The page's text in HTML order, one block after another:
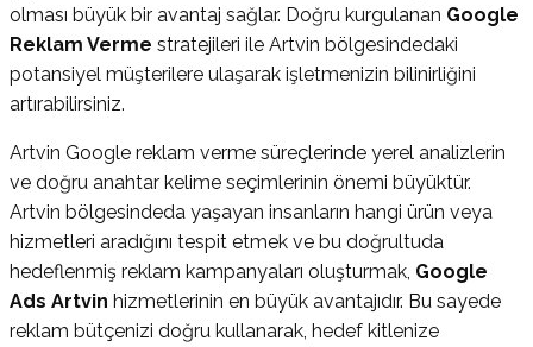
olması büyük bir avantaj sağlar. Doğru kurgulanan Google
Reklam Verme stratejileri ile Artvin bölgesindedaki
potansiyel müşterilere ulaşarak işletmenizin bilinirliğini
artırabilirsiniz.
Artvin Google reklam verme süreçlerinde yerel analizlerin
ve doğru anahtar kelime seçimlerinin önemi büyüktür.
Artvin bölgesindeda yaşayan insanların hangi ürün veya
hizmetleri aradığını tespit etmek ve bu doğrultuda
hedeflenmiş reklam kampanyaları oluşturmak, Google
Ads Artvin hizmetlerinin en büyük avantajıdır. Bu sayede
reklam bütçenizi doğru kullanarak, hedef kitlenize